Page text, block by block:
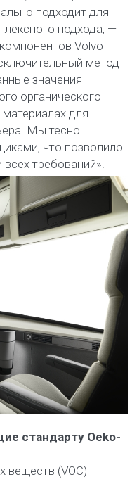
подходит для
подхода, —
Volvo
метод
значения
органического
для
Мы тесно
что позволило
требований».
стандарту Oeko-
веществ (VOC)